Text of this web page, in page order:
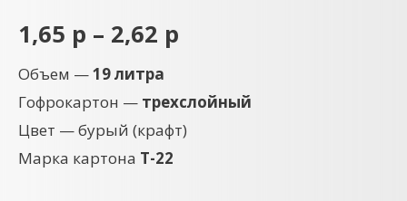
1,65 р – 2,62 р
Объем —19 литра
Гофрокартон — трехслойный
Цвет — бурый (крафт)
Марка картона Т-22